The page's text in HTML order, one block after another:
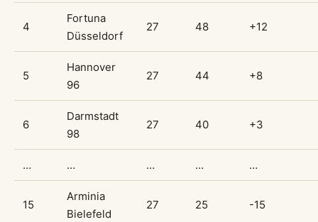
4
Fortuna
Düsseldorf
27 48 +12
5
Hannover
96
27 44 +8
6
Darmstadt
98
27 40 +3
… … … … …
15
Arminia
Bielefeld
27 25 -15